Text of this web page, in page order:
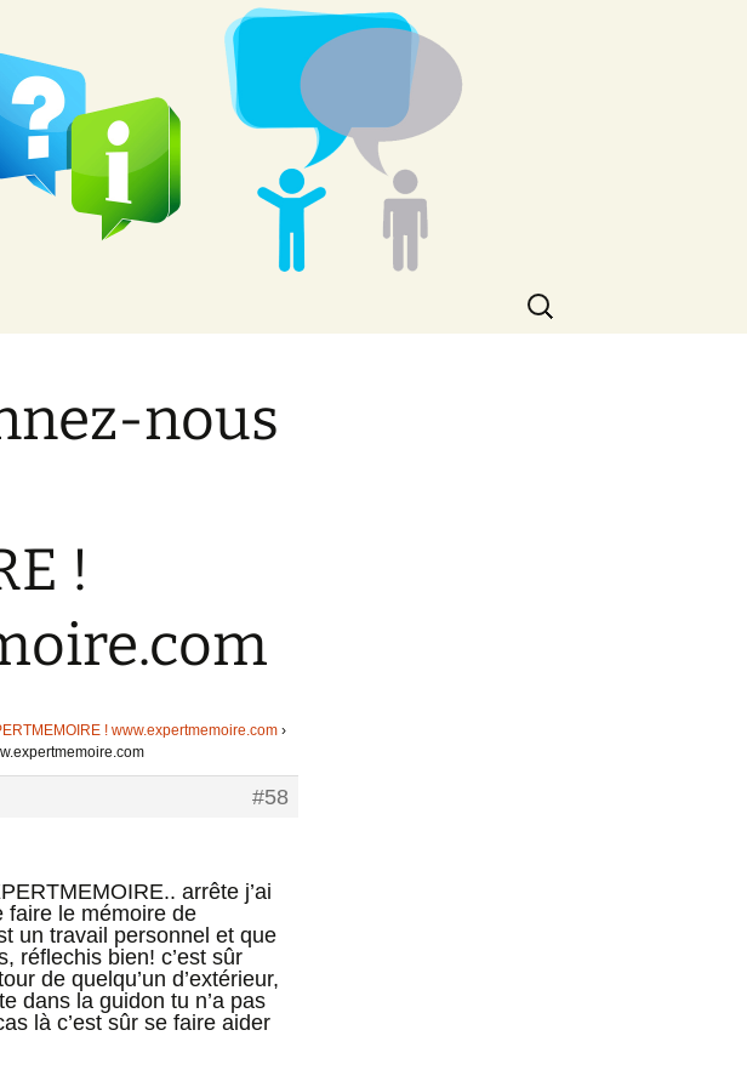
Rechercher :
nous
!
! www.expertmemoire.com ›
#58
arrête j’ai
faire le mémoire de
un travail personnel et que
réflechis bien! c’est sûr
de quelqu’un d’extérieur,
dans la guidon tu n’a pas
là c’est sûr se faire aider